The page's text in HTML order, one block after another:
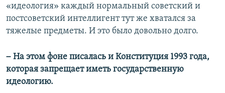
«идеология» каждый нормальный советский и
постсоветский интеллигент тут же хватался за
тяжелые предметы. И это было довольно долго.
– На этом фоне писалась и Конституция 1993 года,
которая запрещает иметь государственную
идеологию.